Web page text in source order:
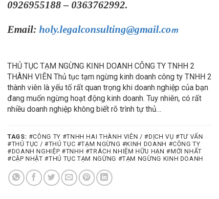
0926955188– 0363762992.
Email: holy.legalconsulting@gmail.com
THỦ TỤC TẠM NGỪNG KINH DOANH CÔNG TY TNHH 2
THÀNH VIÊN Thủ tục tạm ngừng kinh doanh công ty TNHH 2
thành viên là yếu tố rất quan trọng khi doanh nghiệp của bạn
đang muốn ngừng hoạt động kinh doanh. Tuy nhiên, có rất
nhiều doanh nghiệp không biết rõ trình tự thủ…
TAGS: #CÔNG TY #TNHH HAI THÀNH VIÊN / #DỊCH VỤ #TƯ VẤN
#THỦ TỤC / #THỦ TỤC #TẠM NGỪNG #KINH DOANH #CÔNG TY
#DOANH NGHIỆP #TNHH #TRÁCH NHIỆM HỮU HẠN #MỚI NHẤT
#CẬP NHẬT #THỦ TỤC TẠM NGỪNG #TẠM NGỪNG KINH DOANH